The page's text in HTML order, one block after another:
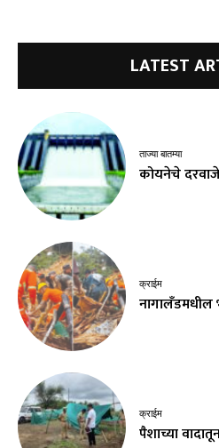
LATEST
ताज्या बातम्या
कोयनेचे
क्राईम
क्राईम
पैशाच्या